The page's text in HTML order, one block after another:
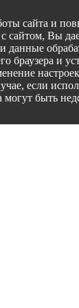
сайта и
сайтом, Вы
данные
браузера и
если
могут быть